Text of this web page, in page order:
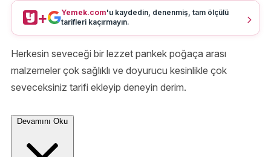
+ Yemek.com'u kaydedin, denenmiş, tam ölçülü
tarifleri kaçırmayın.
Herkesin seveceği bir lezzet pankek poğaça arası
malzemeler çok sağlıklı ve doyurucu kesinlikle çok
seveceksiniz tarifi ekleyip deneyin derim.
Devamını Oku